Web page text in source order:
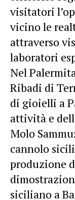
visitatori
vicino le
attraverso
laboratori
Nel
Ribadi di
di gioielli a
attività e
Molo
cannolo
produzione
siciliano a